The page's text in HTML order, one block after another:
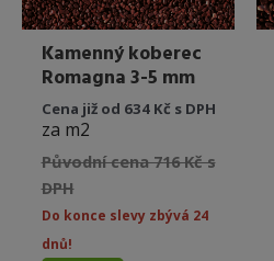
Kamenný koberec
Romagna 3-5 mm
Cena již od 634 Kč s DPH
za m2
Původní cena 716 Kč s
DPH
Do konce slevy zbývá 24
dnů!